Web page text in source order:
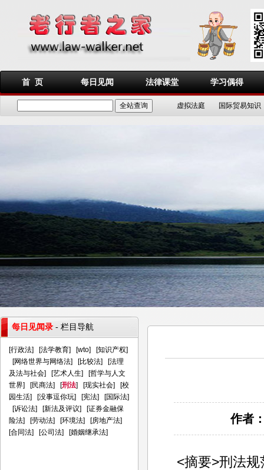
首 页 每日见闻 法律课堂 学习偶得
虚拟法庭 国际贸易知识
作者
<摘要>刑法规
每日见闻录 - 栏目导航
[行政法] [法学教育] [wto] [知识产权]
[网络世界与网络法] [比较法] [法理
及法与社会] [艺术人生] [哲学与人文
世界] [民商法] [刑法] [现实社会] [校
园生活] [没事逗你玩] [宪法] [国际法]
[诉讼法] [新法及评议] [证券金融保
险法] [劳动法] [环境法] [房地产法]
[合同法] [公司法] [婚姻继承法]